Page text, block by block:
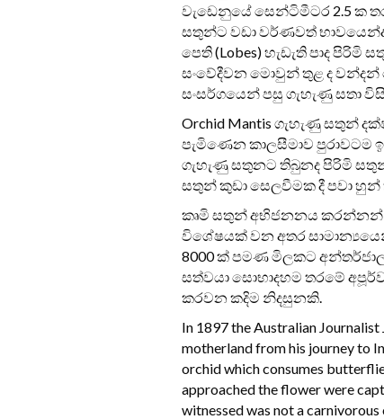
වැඩෙනුයේ සෙන්ටිමීටර 2.5 ක
සතුන්ට වඩා වර්ණවත් භාවයෙන්ද
පෙති (Lobes) හැඩැති පාද
සංවේදීවන මොවුන් තුළ ද
සංසර්ගයෙන් පසු ගැහැණු සතා
Orchid Mantis ගැහැණු සතුන්
පැමිණෙන කාලසීමාව පුරාවටම
ගැහැණු සතුනට තිබුනද පිරිමි
සතුන් කුඩා සෙලවීමක දී පවා හුන්
කෘමි සතුන් අභිජනනය කරන්නන්
විශේෂයක් වන අතර
8000 ක් පමණ මිලකට
සත්වයා සොභාදහම තරමේ
කරවන කදිම නිදසුනකි.
In 1897 the Australian
motherland from his journey to
orchid which consumes
approached the flower were
witnessed was not a